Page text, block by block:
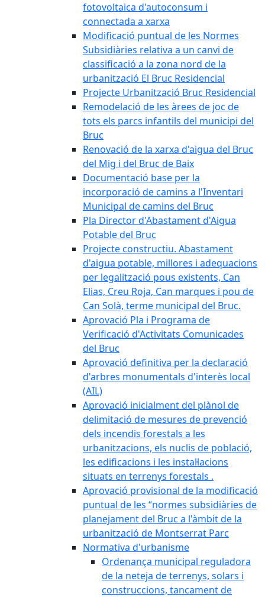
fotovoltaica d'autoconsum i
connectada a xarxa
Modificació puntual de les Normes
Subsidiàries relativa a un canvi de
classificació a la zona nord de la
urbanització El Bruc Residencial
Projecte Urbanització Bruc Residencial
Remodelació de les àrees de joc de
tots els parcs infantils del municipi del
Bruc
Renovació de la xarxa d'aigua del Bruc
del Mig i del Bruc de Baix
Documentació base per la
incorporació de camins a l'Inventari
Municipal de camins del Bruc
Pla Director d'Abastament d'Aigua
Potable del Bruc
Projecte constructiu. Abastament
d'aigua potable, millores i adequacions
per legalització pous existents, Can
Elias, Creu Roja, Can marques i pou de
Can Solà, terme municipal del Bruc.
Aprovació Pla i Programa de
Verificació d'Activitats Comunicades
del Bruc
Aprovació definitiva per la declaració
d'arbres monumentals d'interès local
(AIL)
Aprovació inicialment del plànol de
delimitació de mesures de prevenció
dels incendis forestals a les
urbanitzacions, els nuclis de població,
les edificacions i les instal·lacions
situats en terrenys forestals .
Aprovació provisional de la modificació
puntual de les “normes subsidiàries de
planejament del Bruc a l'àmbit de la
urbanització de Montserrat Parc
Normativa d'urbanisme
Ordenança municipal reguladora
de la neteja de terrenys, solars i
construccions, tancament de